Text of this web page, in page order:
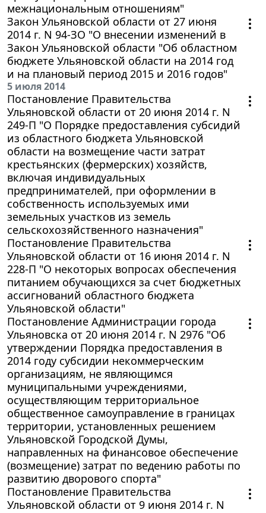
межнациональным отношениям"
Закон Ульяновской области от 27 июня
2014 г. N 94-ЗО "О внесении изменений в
Закон Ульяновской области "Об областном
бюджете Ульяновской области на 2014 год
и на плановый период 2015 и 2016 годов"
5 июля 2014
Постановление Правительства
Ульяновской области от 20 июня 2014 г. N
249-П "О Порядке предоставления субсидий
из областного бюджета Ульяновской
области на возмещение части затрат
крестьянских (фермерских) хозяйств,
включая индивидуальных
предпринимателей, при оформлении в
собственность используемых ими
земельных участков из земель
сельскохозяйственного назначения"
Постановление Правительства
Ульяновской области от 16 июня 2014 г. N
228-П "О некоторых вопросах обеспечения
питанием обучающихся за счет бюджетных
ассигнований областного бюджета
Ульяновской области"
Постановление Администрации города
Ульяновска от 20 июня 2014 г. N 2976 "Об
утверждении Порядка предоставления в
2014 году субсидии некоммерческим
организациям, не являющимся
муниципальными учреждениями,
осуществляющим территориальное
общественное самоуправление в границах
территории, установленных решением
Ульяновской Городской Думы,
направленных на финансовое обеспечение
(возмещение) затрат по ведению работы по
развитию дворового спорта"
Постановление Правительства
Ульяновской области от 9 июня 2014 г. N